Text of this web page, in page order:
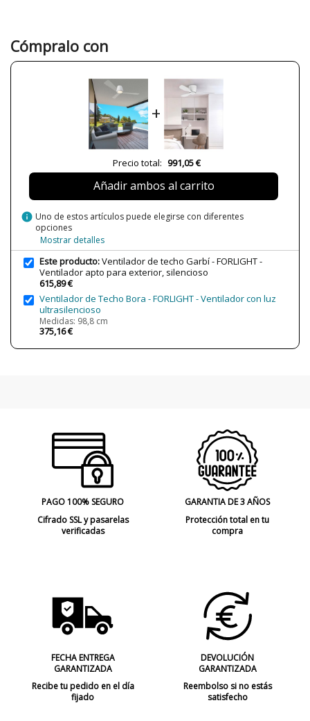
Alto (cm)
Diámetro (cm)
8.64 kg
Menos de 1 semana
220V
Led
886lm
18.8W
Temperatura de Color
Vida Útil Aproximada LED
CRI (LED)
80
Bombilla Incluida?
Sí
Protección IP
Certificados
Uso
Interior
Cómpralo con
+
Precio total: 991,05 €
Añadir ambos al carrito
info Uno de estos artículos puede elegirse con diferentes
opciones
Mostrar detalles
Este producto:Ventilador de techo Garbí - FORLIGHT -
Ventilador apto para exterior, silencioso
615,89 €
Ventilador de Techo Bora - FORLIGHT - Ventilador con luz
ultrasilencioso
Medidas: 98,8 cm
375,16 €
PAGO 100% SEGURO
Cifrado SSL y pasarelas
verificadas
GARANTIA DE 3 AÑOS
Protección total en tu
compra
FECHA ENTREGA
GARANTIZADA
Recibe tu pedido en el día
fijado
DEVOLUCIÓN
GARANTIZADA
Reembolso si no estás
satisfecho